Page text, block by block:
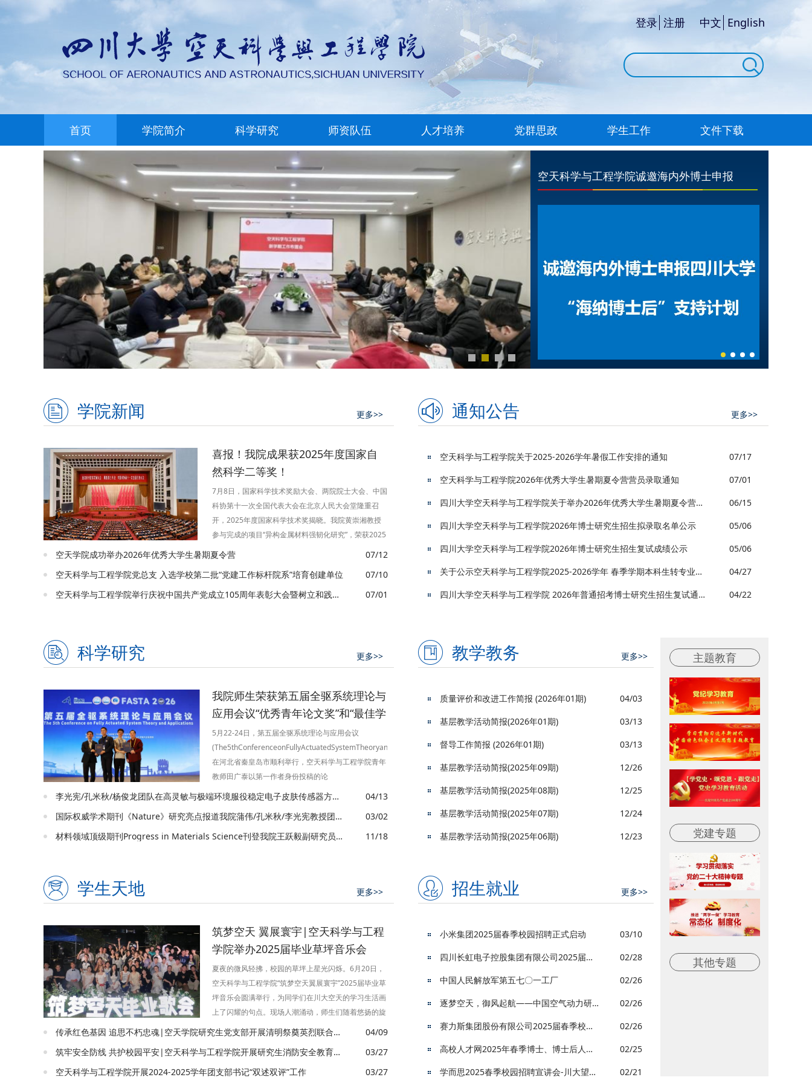
登录 注册 中文 English
首页 学院简介 科学研究 师资队伍 人才培养 党群思政 学生工作 文件下载
空天科学与工程学院诚邀海内外博士申报
学院新闻 更多>>
喜报！我院成果获2025年度国家自
然科学二等奖！
7月8日，国家科学技术奖励大会、两院院士大会、中国
科协第十一次全国代表大会在北京人民大会堂隆重召
开，2025年度国家科学技术奖揭晓。我院黄崇湘教授
参与完成的项目“异构金属材料强韧化研究”，荣获2025
年度国家自然科学奖二等奖。金属结构材料是支撑国家
期面临强度与塑性无法同步提升的固有矛盾，是困扰行
业多年的国际性基础科学瓶颈。针对这一关键痛点，项
空天学院成功举办2026年优秀大学生暑期夏令营
07/12
空天科学与工程学院党总支 入选学校第二批“党建工作标杆院系”培育创建单位
07/10
空天科学与工程学院举行庆祝中国共产党成立105周年表彰大会暨树立和践行正确政绩观学习教育专题党课
07/01
通知公告 更多>>
空天科学与工程学院关于2025-2026学年暑假工作安排的通知
07/17
空天科学与工程学院2026年优秀大学生暑期夏令营营员录取通知
07/01
四川大学空天科学与工程学院关于举办2026年优秀大学生暑期夏令营的通知
06/15
四川大学空天科学与工程学院2026年博士研究生招生拟录取名单公示
05/06
四川大学空天科学与工程学院2026年博士研究生招生复试成绩公示
05/06
关于公示空天科学与工程学院2025-2026学年 春季学期本科生转专业拟接收转入学生名单的通知
04/27
四川大学空天科学与工程学院 2026年普通招考博士研究生招生复试通知
04/22
科学研究 更多>>
我院师生荣获第五届全驱系统理论与
应用会议“优秀青年论文奖”和“最佳学
生论文奖”
5月22-24日，第五届全驱系统理论与应用会议
(The5thConferenceonFullyActuatedSystemTheoryandApplications,FASTA2026)
在河北省秦皇岛市顺利举行，空天科学与工程学院青年
教师田广泰以第一作者身份投稿的论
文“Neuroadaptivefullyactuatedattitudetrackingforrobotmanipulatorswithasymmetricfull-
张煜（导师：李彬教授）以第一作者投稿身份的论
文“Predefined-
李光宪/孔米秋/杨俊龙团队在高灵敏与极端环境服役稳定电子皮肤传感器方面取得重要进展
04/13
国际权威学术期刊《Nature》研究亮点报道我院蒲伟/孔米秋/李光宪教授团队关于超强可逆仿生粘合剂重要进展
03/02
材料领域顶级期刊Progress in Materials Science刊登我院王跃毅副研究员论文
11/18
学生天地 更多>>
筑梦空天 翼展寰宇|空天科学与工程
学院举办2025届毕业草坪音乐会
夏夜的微风轻拂，校园的草坪上星光闪烁。6月20日，
空天科学与工程学院“筑梦空天翼展寰宇”2025届毕业草
坪音乐会圆满举行，为同学们在川大空天的学习生活画
上了闪耀的句点。现场人潮涌动，师生们随着悠扬的旋
律与动感的节奏，共同沉浸在这场充满青春记忆的视听
独唱，将毕业生们对校园生活的眷恋娓娓道来；也有活
力四射的多人合唱，点燃现场热烈氛围；还有优雅动人
传承红色基因 追思不朽忠魂|空天学院研究生党支部开展清明祭奠英烈联合主题党日活动
04/09
筑牢安全防线 共护校园平安|空天科学与工程学院开展研究生消防安全教育专题培训
03/27
空天科学与工程学院开展2024-2025学年团支部书记“双述双评”工作
03/27
教学教务 更多>>
质量评价和改进工作简报 (2026年01期)
04/03
基层教学活动简报(2026年01期)
03/13
督导工作简报 (2026年01期)
03/13
基层教学活动简报(2025年09期)
12/26
基层教学活动简报(2025年08期)
12/25
基层教学活动简报(2025年07期)
12/24
基层教学活动简报(2025年06期)
12/23
招生就业 更多>>
小米集团2025届春季校园招聘正式启动
03/10
四川长虹电子控股集团有限公司2025届招聘
02/28
中国人民解放军第五七〇一工厂
02/26
逐梦空天，御风起航——中国空气动力研究与发展中心空天技术研究所
02/26
赛力斯集团股份有限公司2025届春季校园招聘会
02/26
高校人才网2025年春季博士、博士后人才全国巡回招聘会【四川大学专场】
02/25
学而思2025春季校园招聘宣讲会-川大望江站
02/21
主题教育
党建专题
其他专题